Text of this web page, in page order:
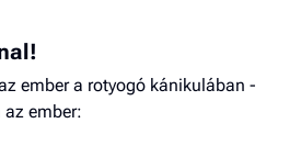
ember a rotyogó kánikulában -
az ember: